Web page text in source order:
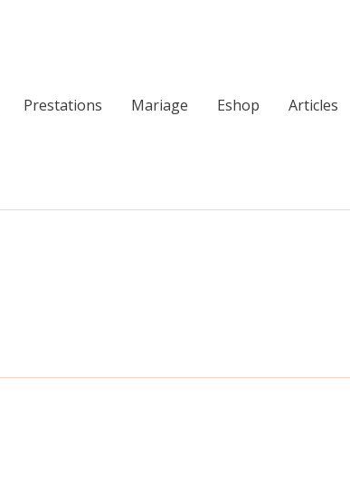
Prestations Mariage Eshop Articles